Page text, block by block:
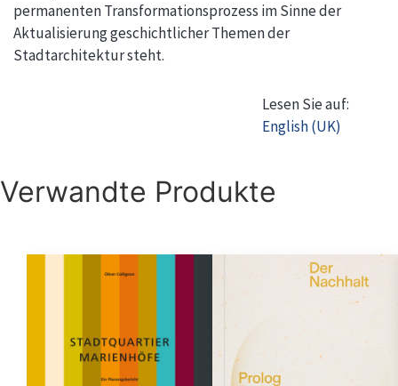
permanenten Transformationsprozess im Sinne der
Aktualisierung geschichtlicher Themen der
Stadtarchitektur steht.
Lesen Sie auf:
English (UK)
Verwandte Produkte